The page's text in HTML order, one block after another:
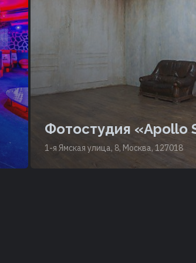
Фотостудия «Apollo
1-я Ямская улица, 8, Москва, 127018